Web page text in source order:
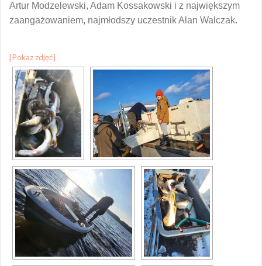
Artur Modzelewski, Adam Kossakowski i z największym
zaangażowaniem, najmłodszy uczestnik Alan Walczak.
[Pokaz zdjęć]